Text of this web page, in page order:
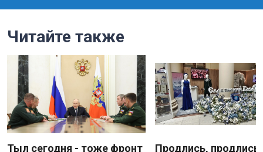
Читайте также
Тыл сегодня - тоже фронт
Продлись, продлись